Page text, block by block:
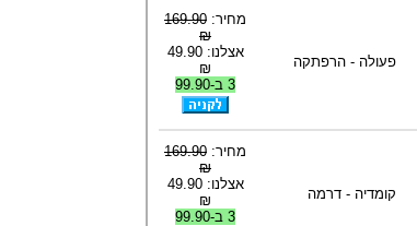
פעולה - הרפתקה
מחיר: 169.90
₪
אצלנו: 49.90
₪
3 ב-99.90
קומדיה - דרמה
מחיר: 169.90
₪
אצלנו: 49.90
₪
3 ב-99.90